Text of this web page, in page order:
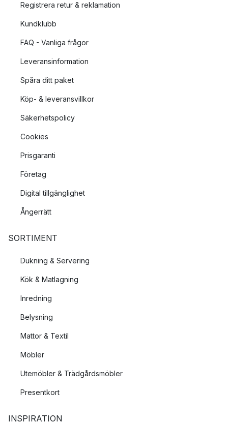
Registrera retur & reklamation
Kundklubb
FAQ - Vanliga frågor
Leveransinformation
Spåra ditt paket
Köp- & leveransvillkor
Säkerhetspolicy
Cookies
Prisgaranti
Företag
Digital tillgänglighet
Ångerrätt
SORTIMENT
Dukning & Servering
Kök & Matlagning
Inredning
Belysning
Mattor & Textil
Möbler
Utemöbler & Trädgårdsmöbler
Presentkort
INSPIRATION